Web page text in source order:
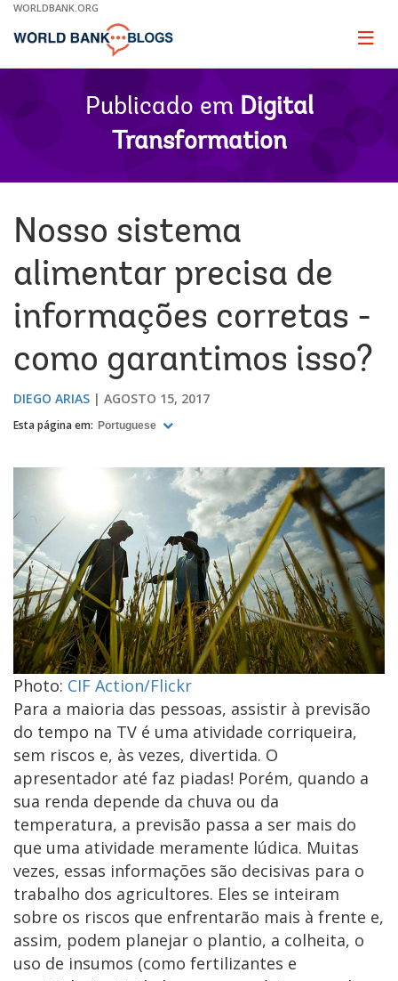
Skip
Main
WORLDBANK.ORG
Page
Publicado em Digital
Transformation
Nosso sistema
alimentar precisa de
informações corretas -
como garantimos isso?
DIEGO ARIAS AGOSTO 15, 2017
Esta página em: Portuguese
Photo: CIF Action/Flickr
Para a maioria das pessoas, assistir à previsão
do tempo na TV é uma atividade corriqueira,
sem riscos e, às vezes, divertida. O
apresentador até faz piadas! Porém, quando a
sua renda depende da chuva ou da
temperatura, a previsão passa a ser mais do
que uma atividade meramente lúdica. Muitas
vezes, essas informações são decisivas para o
trabalho dos agricultores. Eles se inteiram
sobre os riscos que enfrentarão mais à frente e,
assim, podem planejar o plantio, a colheita, o
uso de insumos (como fertilizantes e